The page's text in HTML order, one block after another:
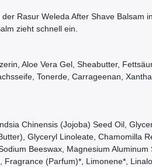
Rasur Weleda After Shave Balsam
zieht schnell ein.
Aloe Vera Gel, Sheabutter,
Tonerde, Carrageenan,
Chinensis (Jojoba) Seed Oil,
Glyceryl Linoleate, Chamomilla
Beeswax, Magnesium
(Parfum)*, Limonene*,